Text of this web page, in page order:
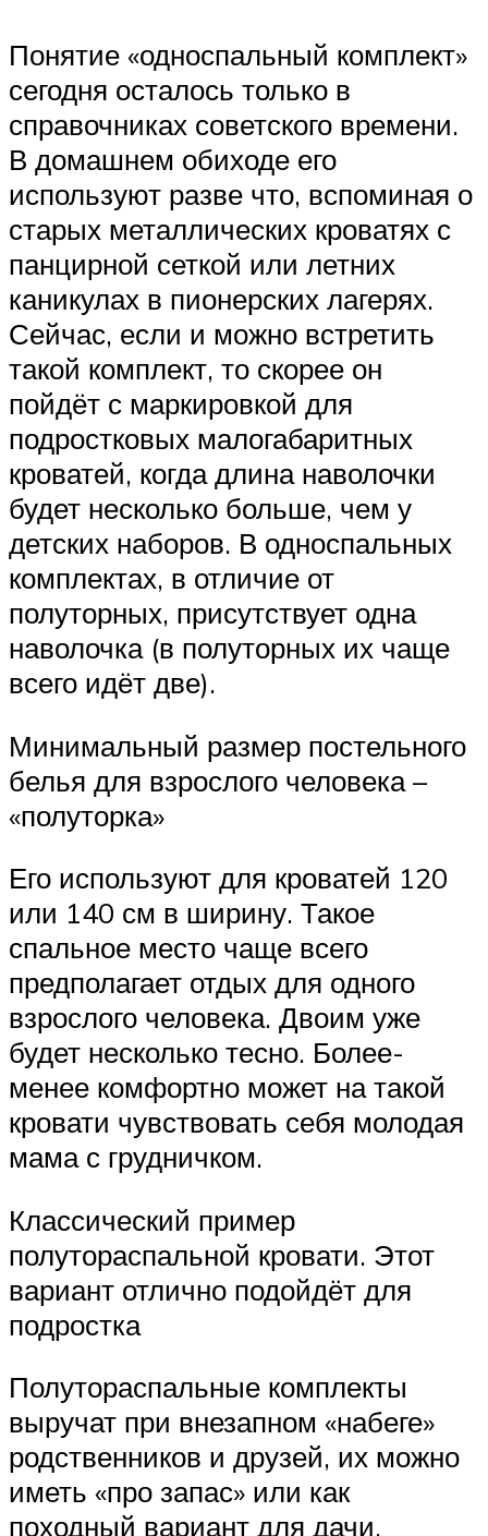
Понятие «односпальный комплект»
сегодня осталось только в
справочниках советского времени.
В домашнем обиходе его
используют разве что, вспоминая о
старых металлических кроватях с
панцирной сеткой или летних
каникулах в пионерских лагерях.
Сейчас, если и можно встретить
такой комплект, то скорее он
пойдёт с маркировкой для
подростковых малогабаритных
кроватей, когда длина наволочки
будет несколько больше, чем у
детских наборов. В односпальных
комплектах, в отличие от
полуторных, присутствует одна
наволочка (в полуторных их чаще
всего идёт две).
Минимальный размер постельного
белья для взрослого человека –
«полуторка»
Его используют для кроватей 120
или 140 см в ширину. Такое
спальное место чаще всего
предполагает отдых для одного
взрослого человека. Двоим уже
будет несколько тесно. Более-
менее комфортно может на такой
кровати чувствовать себя молодая
мама с грудничком.
Классический пример
полутораспальной кровати. Этот
вариант отлично подойдёт для
подростка
Полутораспальные комплекты
выручат при внезапном «набеге»
родственников и друзей, их можно
иметь «про запас» или как
походный вариант для дачи.